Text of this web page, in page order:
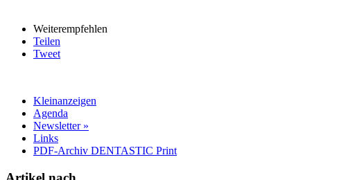
Weiterempfehlen
Teilen
Tweet
Kleinanzeigen
Agenda
Newsletter »
Links
PDF-Archiv DENTASTIC Print